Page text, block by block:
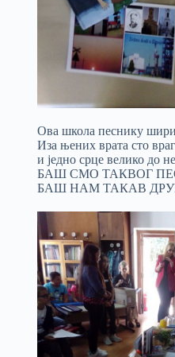
Ова школа песнику шири
Иза њених врата сто
и једно срце велико до
БАШ СМО ТАКВОГ
БАШ НАМ ТАКАВ